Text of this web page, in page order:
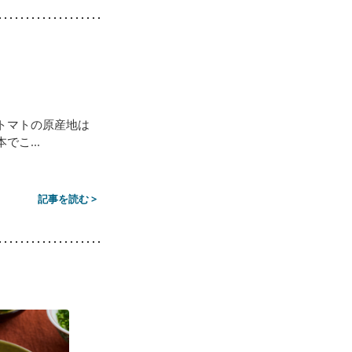
マトの原産地は
でこ...
記事を読む >